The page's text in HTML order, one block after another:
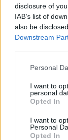
disclosure of
IAB’s list of
also be
Downstream
Personal
I want to
personal
Opted In
I want to
Personal
Opted In
News
Η Cardi B
21.09.2018